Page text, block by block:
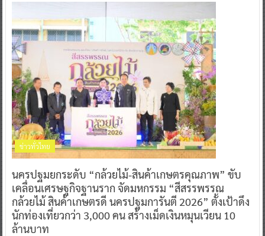
ข่าวทั่วไทย
นครปฐมยกระดับ “กล้วยไม้-สินค้าเกษตรคุณภาพ” ขับ
เคลื่อนเศรษฐกิจฐานราก จัดมหกรรม “สีสรรพรรณ
กล้วยไม้ สินค้าเกษตรดี นครปฐมการันตี 2026” ตั้งเป้าดึง
นักท่องเที่ยวกว่า 3,000 คน สร้างเม็ดเงินหมุนเวียน 10
ล้านบาท